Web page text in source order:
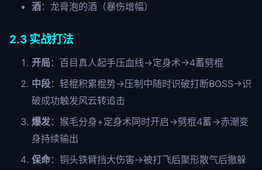
酒：龙膏泡的酒（暴伤增幅）
2.3 实战打法
开局：百目真人起手压血线→定身术→4蓄劈棍
中段：轻棍积累棍势→压制中随时识破打断BOSS→识
破成功触发风云转追击
爆发：猴毛分身+定身术同时开启→劈棍4蓄→赤潮变
身持续输出
保命：铜头铁臂挡大伤害→被打飞后聚形散气后撤躲